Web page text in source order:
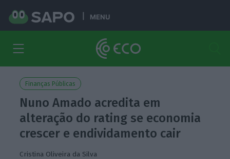
MENU
Finanças Públicas
Nuno Amado acredita em
alteração do rating se economia
crescer e endividamento cair
Cristina Oliveira da Silva